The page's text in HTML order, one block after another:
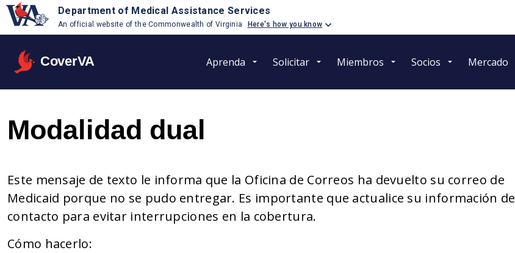
Department of Medical Assistance Services
An official website of the Commonwealth of Virginia Here's how you know
CoverVA Aprenda Solicitar Miembros Socios Mercado
Modalidad dual
Este mensaje de texto le informa que la Oficina de Correos ha devuelto su correo de
Medicaid porque no se pudo entregar. Es importante que actualice su información de
contacto para evitar interrupciones en la cobertura.
Cómo hacerlo: